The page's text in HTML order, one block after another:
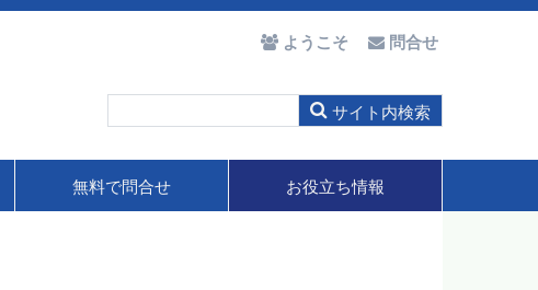
ようこそ 問合せ
無料で問合せ お役立ち情報